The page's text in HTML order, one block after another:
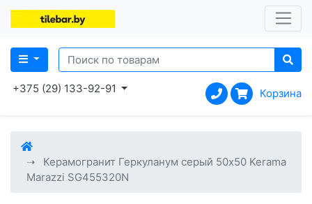
+375 (29) 133-92-91 Корзина
Керамогранит Геркуланум серый 50x50 Kerama
Marazzi SG455320N